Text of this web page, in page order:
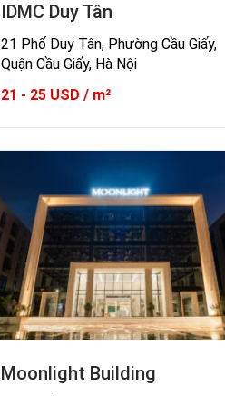
IDMC Duy Tân
21 Phố Duy Tân, Phường Cầu Giấy,
Quận Cầu Giấy, Hà Nội
21 - 25 USD / m²
Moonlight Building